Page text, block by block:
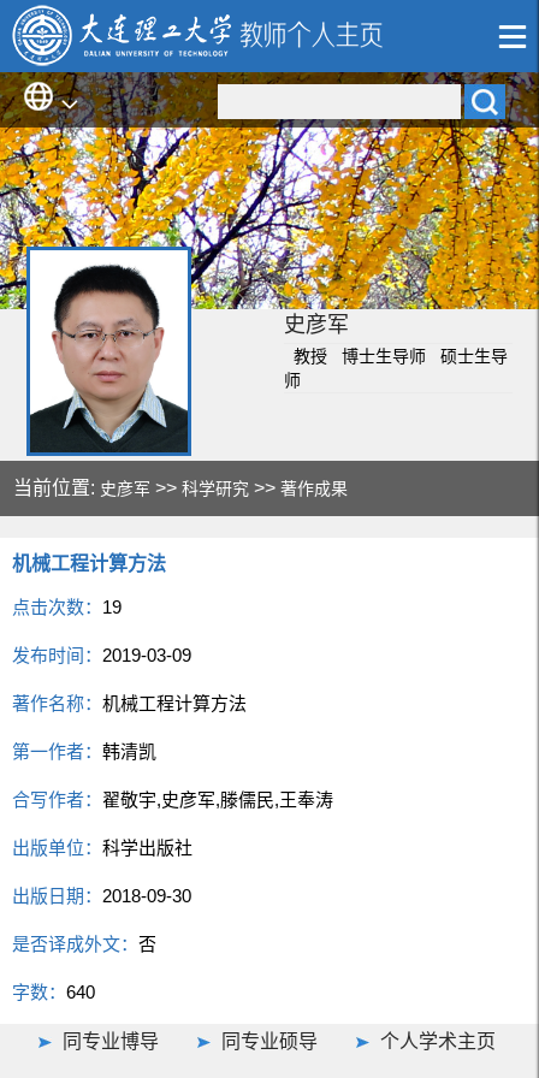
史彦军
教授 博士生导师 硕士生导
师
当前位置: 史彦军 >>科学研究 >>著作成果
机械工程计算方法
点击次数： 19
发布时间： 2019-03-09
著作名称：机械工程计算方法
第一作者：韩清凯
合写作者：翟敬宇,史彦军,滕儒民,王奉涛
出版单位：科学出版社
出版日期： 2018-09-30
是否译成外文：否
字数：640
同专业博导 同专业硕导 个人学术主页